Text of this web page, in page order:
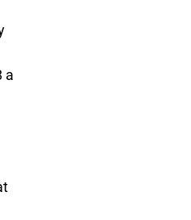
a